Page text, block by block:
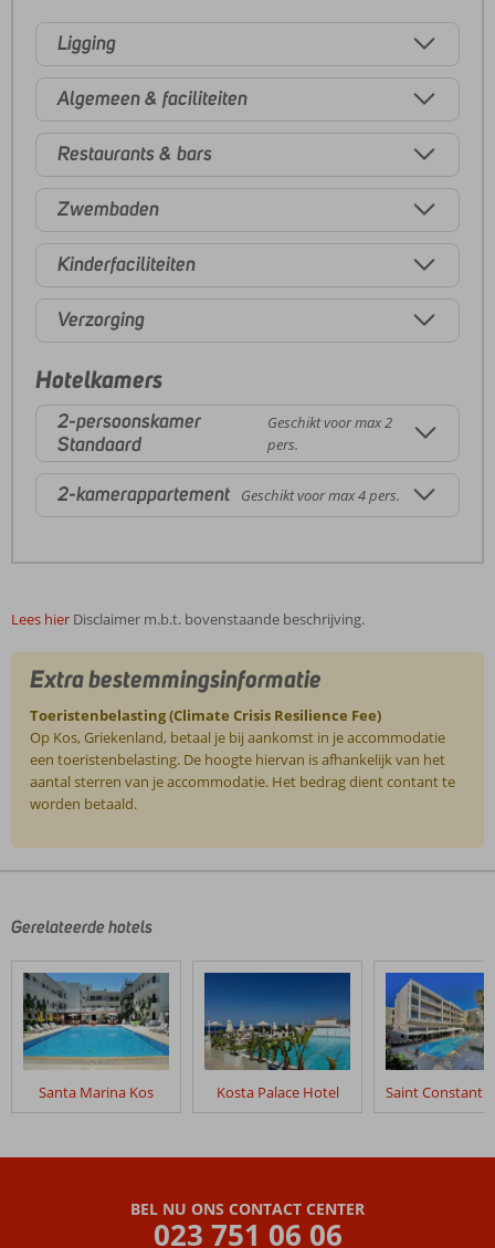
Ligging
Algemeen & faciliteiten
Restaurants & bars
Zwembaden
Kinderfaciliteiten
Verzorging
Hotelkamers
2-persoonskamer
Standaard
Geschikt voor max 2
pers.
2-kamerappartement Geschikt voor max 4 pers.
Lees hier Disclaimer m.b.t. bovenstaande beschrijving.
Extra bestemmingsinformatie
Toeristenbelasting (Climate Crisis Resilience Fee)
Op Kos, Griekenland, betaal je bij aankomst in je accommodatie
een toeristenbelasting. De hoogte hiervan is afhankelijk van het
aantal sterren van je accommodatie. Het bedrag dient contant te
worden betaald.
door
klanten
geschreven
na
hun
verblijf
Theodorou
Beoordelingen
Gerelateerde hotels
Santa Marina Kos Kosta Palace Hotel
BEL NU ONS CONTACT CENTER
023 751 06 06